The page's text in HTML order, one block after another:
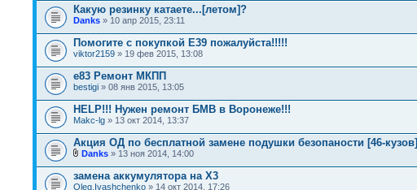
Какую резинку катаете...[летом]?
Danks » 10 апр 2015, 23:11
Помогите с покупкой E39 пожалуйста!!!!!
viktor2159 » 19 фев 2015, 13:08
e83 Ремонт МКПП
bestigi » 08 янв 2015, 13:05
HELP!!! Нужен ремонт БМВ в Воронеже!!!
Makc-lg » 13 окт 2014, 13:37
Акция ОД по бесплатной замене подушки безопаности [46-кузов]
Danks » 13 ноя 2014, 14:00
замена аккумулятора на Х3
Oleg.Ivashchenko » 14 окт 2014, 17:26